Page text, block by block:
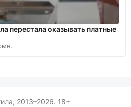
перестала оказывать платные
2013–2026. 18+